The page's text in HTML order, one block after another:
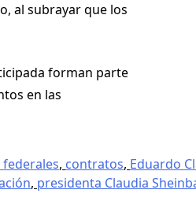
al subrayar que los
forman parte
en las
, contratos, Eduardo
, presidenta Claudia